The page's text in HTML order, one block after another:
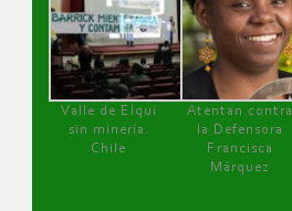
Valle de Elqui
sin minería.
Chile
Atentan contra
la Defensora
Francisca
Márquez